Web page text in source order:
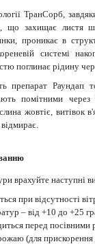
ТранСорб,
що захищає листя
проникає в
системі
поглинає рідину
препарат Раундап
помітними через
жовтіє, витівок
врахуйте наступні
при відсутності
– від +10 до +25
перед посівними
(для прискорення